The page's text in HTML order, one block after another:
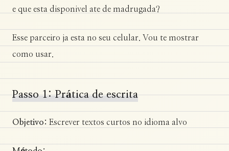
e que esta disponivel ate de madrugada?
Esse parceiro ja esta no seu celular. Vou te mostrar
como usar.
Passo 1: Prática de escrita
Objetivo: Escrever textos curtos no idioma alvo